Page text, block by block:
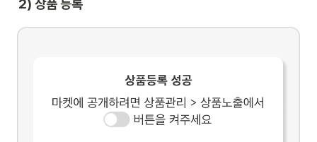
2) 상품 등록